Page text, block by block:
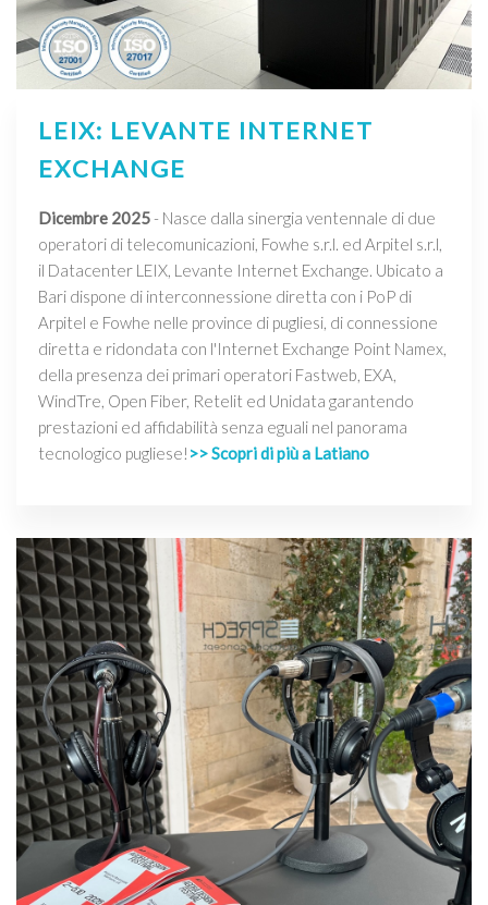
LEIX: LEVANTE INTERNET
EXCHANGE
Dicembre 2025- Nasce dalla sinergia ventennale di due
operatori di telecomunicazioni, Fowhe s.r.l. ed Arpitel s.r.l,
il Datacenter LEIX, Levante Internet Exchange. Ubicato a
Bari dispone di interconnessione diretta con i PoP di
Arpitel e Fowhe nelle province di pugliesi, di connessione
diretta e ridondata con l'Internet Exchange Point Namex,
della presenza dei primari operatori Fastweb, EXA,
WindTre, Open Fiber, Retelit ed Unidata garantendo
prestazioni ed affidabilità senza eguali nel panorama
tecnologico pugliese! >> Scopri di più a Latiano